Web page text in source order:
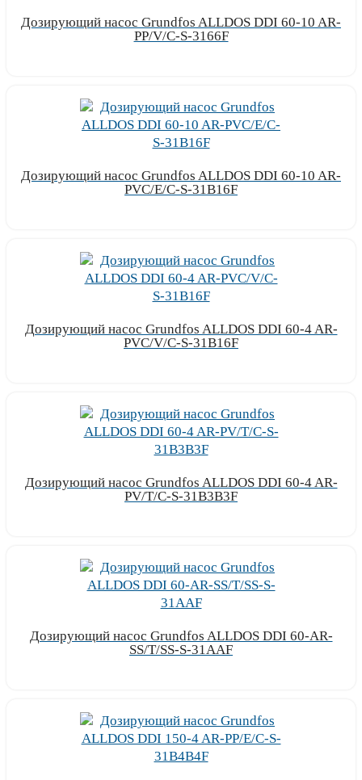
Дозирующий насос Grundfos ALLDOS DDI 60-10 AR-
PP/V/C-S-3166F
Дозирующий насос Grundfos ALLDOS DDI 60-10 AR-
PVC/E/C-S-31B16F
Дозирующий насос Grundfos ALLDOS DDI 60-4 AR-
PVC/V/C-S-31B16F
Дозирующий насос Grundfos ALLDOS DDI 60-4 AR-
PV/T/C-S-31B3B3F
Дозирующий насос Grundfos ALLDOS DDI 60-AR-
SS/T/SS-S-31AAF